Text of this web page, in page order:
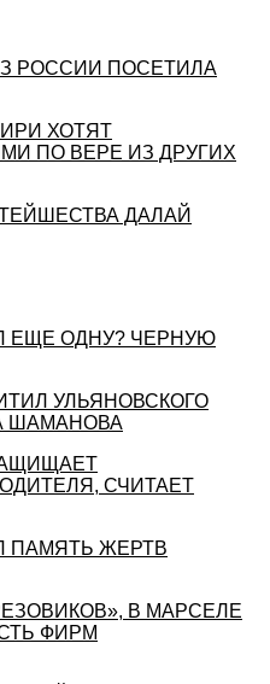
РОССИИ ПОСЕТИЛА
ХОТЯТ
ПО ВЕРЕ ИЗ ДРУГИХ
ДАЛАЙ
ЕЩЕ ОДНУ? ЧЕРНУЮ
УЛЬЯНОВСКОГО
ШАМАНОВА
СЧИТАЕТ
ПАМЯТЬ ЖЕРТВ
В МАРСЕЛЕ
ФИРМ